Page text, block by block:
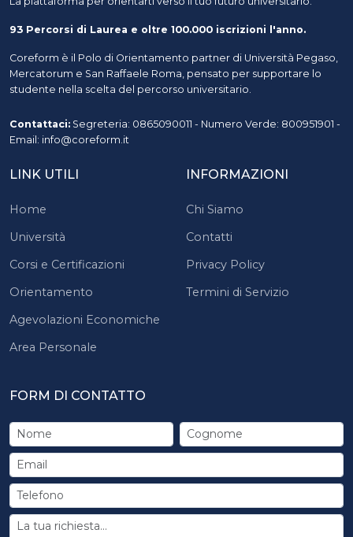
93 Percorsi di Laurea e oltre 100.000 iscrizioni l'anno.
Coreform è il Polo di Orientamento partner di Università Pegaso,
Mercatorum e San Raffaele Roma, pensato per supportare lo
studente nella scelta del percorso universitario.
Contattaci: Segreteria: 0865090011 - Numero Verde: 800951901 -
Email: info@coreform.it
LINK UTILI
Home
Università
Corsi e Certificazioni
Orientamento
Agevolazioni Economiche
Area Personale
INFORMAZIONI
Chi Siamo
Contatti
Privacy Policy
Termini di Servizio
FORM DI CONTATTO